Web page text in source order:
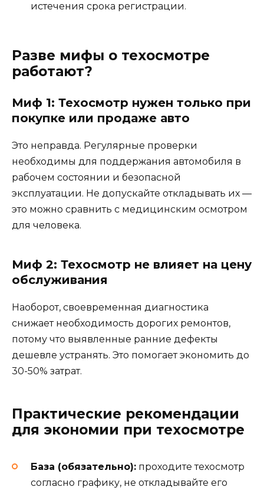
истечения срока регистрации.
Разве мифы о техосмотре
работают?
Миф 1: Техосмотр нужен только при
покупке или продаже авто
Это неправда. Регулярные проверки
необходимы для поддержания автомобиля в
рабочем состоянии и безопасной
эксплуатации. Не допускайте откладывать их —
это можно сравнить с медицинским осмотром
для человека.
Миф 2: Техосмотр не влияет на цену
обслуживания
Наоборот, своевременная диагностика
снижает необходимость дорогих ремонтов,
потому что выявленные ранние дефекты
дешевле устранять. Это помогает экономить до
30-50% затрат.
Практические рекомендации
для экономии при техосмотре
База (обязательно): проходите техосмотр
согласно графику, не откладывайте его